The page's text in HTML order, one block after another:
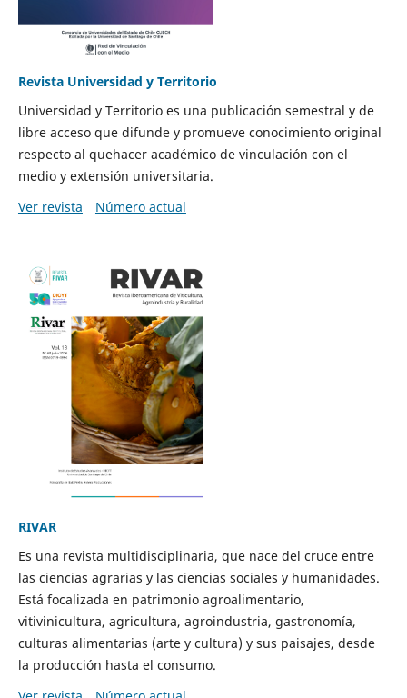
Revista Universidad y Territorio
Universidad y Territorio es una publicación semestral y de
libre acceso que difunde y promueve conocimiento original
respecto al quehacer académico de vinculación con el
medio y extensión universitaria.
Ver revista
Número actual
RIVAR
Es una revista multidisciplinaria, que nace del cruce entre
las ciencias agrarias y las ciencias sociales y humanidades.
Está focalizada en patrimonio agroalimentario,
vitivinicultura, agricultura, agroindustria, gastronomía,
culturas alimentarias (arte y cultura) y sus paisajes, desde
la producción hasta el consumo.